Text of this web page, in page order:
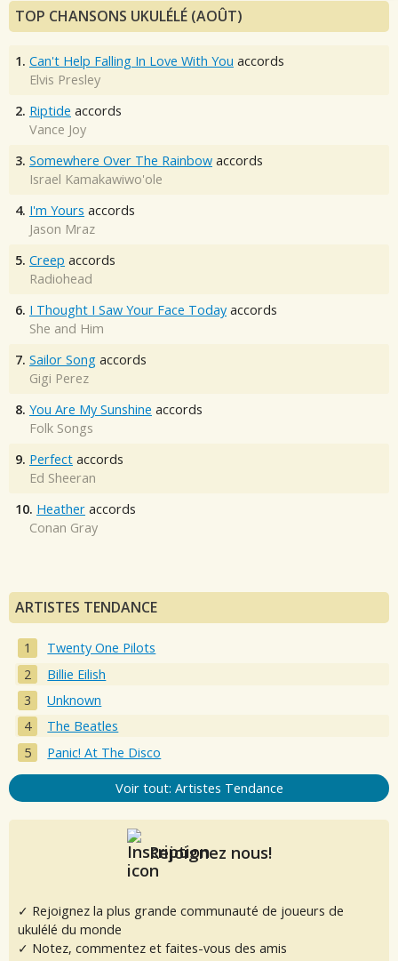
TOP CHANSONS UKULÉLÉ (AOÛT)
1. Can't Help Falling In Love With You accords
Elvis Presley
2. Riptide accords
Vance Joy
3. Somewhere Over The Rainbow accords
Israel Kamakawiwo'ole
4. I'm Yours accords
Jason Mraz
5. Creep accords
Radiohead
6. I Thought I Saw Your Face Today accords
She and Him
7. Sailor Song accords
Gigi Perez
8. You Are My Sunshine accords
Folk Songs
9. Perfect accords
Ed Sheeran
10. Heather accords
Conan Gray
ARTISTES TENDANCE
Twenty One Pilots
Billie Eilish
Unknown
The Beatles
Panic! At The Disco
Voir tout: Artistes Tendance
Rejoignez nous!
✓ Rejoignez la plus grande communauté de joueurs de
ukulélé du monde
✓ Notez, commentez et faites-vous des amis